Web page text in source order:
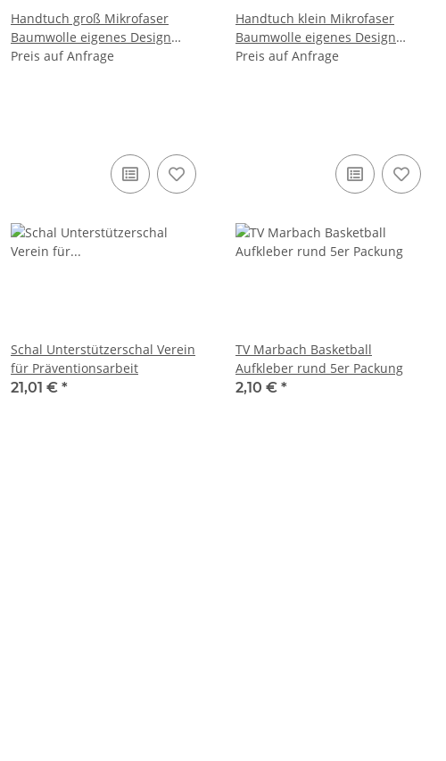
Handtuch groß Mikrofaser
Baumwolle eigenes Design
Musterhandtuch
Preis auf Anfrage
Handtuch klein Mikrofaser
Baumwolle eigenes Design
Musterhandtuch
Preis auf Anfrage
Schal Unterstützerschal Verein
für Präventionsarbeit
21,01 € *
TV Marbach Basketball
Aufkleber rund 5er Packung
2,10 € *